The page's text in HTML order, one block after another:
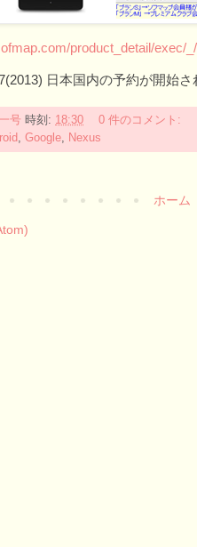
product_detail/exec/
日本国内の予約が開始さ
号 時刻: 18:30
0 件のコメント:
, Google, Nexus
ホーム